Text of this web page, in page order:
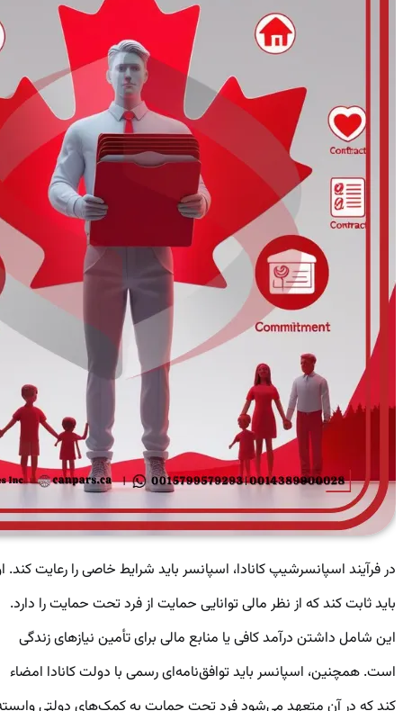
در فرآیند اسپانسرشیپ کانادا، اسپانسر باید شرایط خاصی را رعایت کند. او
باید ثابت کند که از نظر مالی توانایی حمایت از فرد تحت حمایت را دارد.
این شامل داشتن درآمد کافی یا منابع مالی برای تأمین نیازهای زندگی
است. همچنین، اسپانسر باید توافق‌نامه‌ای رسمی با دولت کانادا امضاء